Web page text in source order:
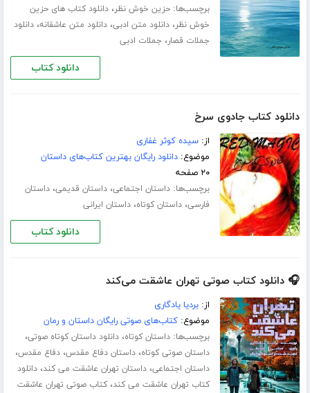
برچسب‌ها:حزین خوش نظر،دانلود کتاب های حزین
خوش نظر،دانلود متن ادبی،دانلود متن عاشقانه،دانلود
جملات قصار، جملات ادبی
دانلود کتاب
دانلود کتاب جادوی سرخ
از:سیده کوثر غفاری
موضوع:دانلود رایگان بهترین کتاب‌های داستان
۲۰ صفحه
برچسب‌ها:داستان اجتماعی،داستان قدیمی،داستان
فارسی،داستان کوتاه،داستان ایرانی
دانلود کتاب
🎧 دانلود کتاب صوتی تهران عاشقت می‌کند
از:بردیا یادگاری
موضوع:کتاب‌های صوتی رایگان داستان و رمان
برچسب‌ها:داستان کوتاه،دانلود داستان کوتاه صوتی،
داستان صوتی کوتاه،داستان دفاع مقدس،دفاع مقدس،
داستان اجتماعی،داستان تهران عاشقت می کند،دانلود
کتاب تهران عاشقت می کند،کتاب صوتی تهران عاشقت